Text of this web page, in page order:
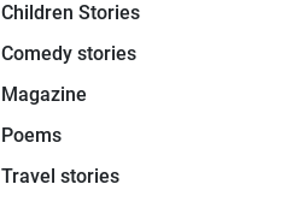
Children Stories
Comedy stories
Magazine
Poems
Travel stories